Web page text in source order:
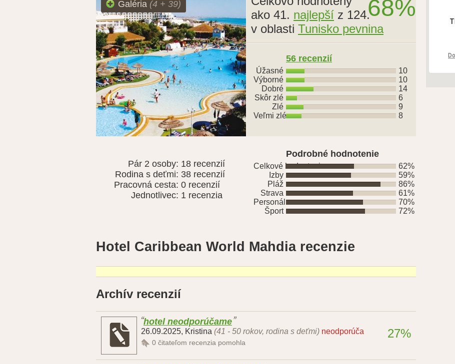
Galéria (4 + 39) 68%
ako 41. najlepší z 124.
v oblasti Tunisko pevnina
56 recenzií
Úžasné
10
Výborné
10
Dobré
14
Skôr zlé
6
Zlé
9
Veľmi zlé
8
Pár 2 osoby: 18 recenzií
Rodina s deťmi: 38 recenzií
Pracovná cesta: 0 recenzií
Jednotlivec: 1 recenzia
Podrobné hodnotenie
Celkové hodnotenie
62%
Izby
59%
Pláž
86%
Strava
61%
Personál
70%
Šport
72%
Hotel Caribbean World Mahdia recenzie
Archív recenzií
hotel neodporúčame
26.09.2025, Kristina (41 - 50 rokov, rodina s deťmi) neodporúča
0 čitateľom recenzia pomohla
27%